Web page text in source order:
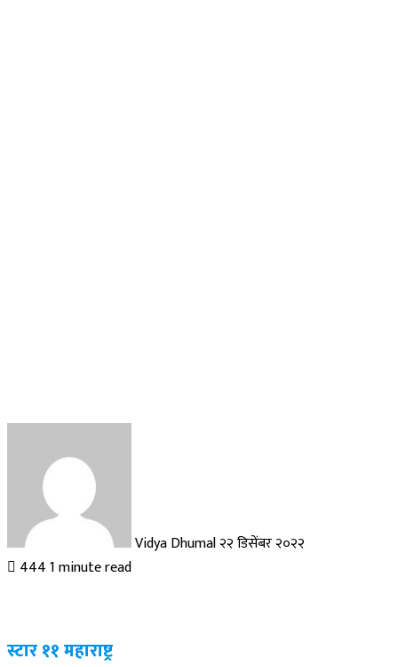
Vidya Dhumal२२ डिसेंबर २०२२
4441 minute read
स्टार ११ महाराष्ट्र